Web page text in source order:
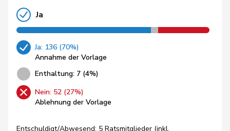
Ja
Ja: 136 (70%)
Annahme der Vorlage
Enthaltung: 7 (4%)
Nein: 52 (27%)
Ablehnung der Vorlage
Entschuldigt/Abwesend: 5 Ratsmitglieder (inkl.